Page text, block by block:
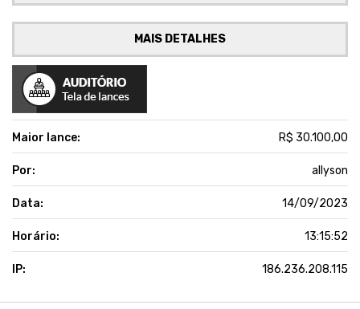
MAIS DETALHES
Maior lance: R$ 30.100,00
Por: allyson
Data: 14/09/2023
Horário: 13:15:52
IP: 186.236.208.115